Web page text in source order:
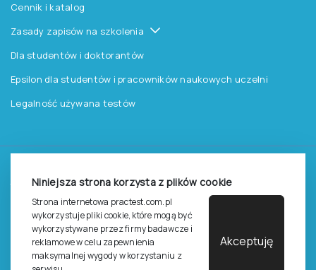
Niniejsza strona korzysta z plików cookie
Strona internetowa practest.com.pl
wykorzystuje pliki cookie, które mogą być
wykorzystywane przez firmy badawcze i
reklamowe w celu zapewnienia
maksymalnej wygody w korzystaniu z
Akceptuję
Cennik i katalog
Zasady zapisów na szkolenia
Dla studentów i doktorantów
Epsilon dla studentów i pracowników naukowych uczelni
Legalność używana testów
Towarzystwa Psychologicznego sp. z o.o.
Wszelkie prawa zastrzeżone.
Regulamin Polityka prywantości